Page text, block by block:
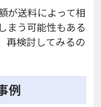
が送料によって相
まう可能性もある
再検討してみるの
例